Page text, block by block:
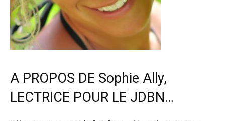
A PROPOS DE Sophie Ally,
LECTRICE POUR LE JDBN…